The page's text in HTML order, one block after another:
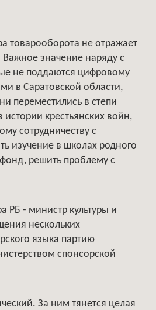
товарооборота не отражает
Важное значение наряду с
не поддаются цифровому
в Саратовской области,
переместились в степи
крестьянских войн,
сотрудничеству с
изучение в школах родного
решить проблему с
РБ - министр культуры и
нескольких
языка партию
спонсорской
За ним тянется целая